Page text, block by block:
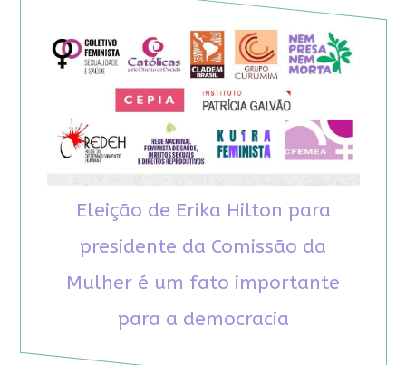
Eleição de Erika Hilton para
presidente da Comissão da
Mulher é um fato importante
para a democracia